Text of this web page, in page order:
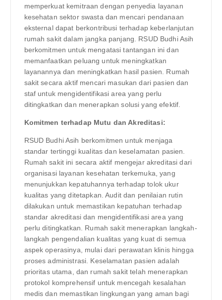
memperkuat kemitraan dengan penyedia layanan
kesehatan sektor swasta dan mencari pendanaan
eksternal dapat berkontribusi terhadap keberlanjutan
rumah sakit dalam jangka panjang. RSUD Budhi Asih
berkomitmen untuk mengatasi tantangan ini dan
memanfaatkan peluang untuk meningkatkan
layanannya dan meningkatkan hasil pasien. Rumah
sakit secara aktif mencari masukan dari pasien dan
staf untuk mengidentifikasi area yang perlu
ditingkatkan dan menerapkan solusi yang efektif.
Komitmen terhadap Mutu dan Akreditasi:
RSUD Budhi Asih berkomitmen untuk menjaga
standar tertinggi kualitas dan keselamatan pasien.
Rumah sakit ini secara aktif mengejar akreditasi dari
organisasi layanan kesehatan terkemuka, yang
menunjukkan kepatuhannya terhadap tolok ukur
kualitas yang ditetapkan. Audit dan penilaian rutin
dilakukan untuk memastikan kepatuhan terhadap
standar akreditasi dan mengidentifikasi area yang
perlu ditingkatkan. Rumah sakit menerapkan langkah-
langkah pengendalian kualitas yang kuat di semua
aspek operasinya, mulai dari perawatan klinis hingga
proses administrasi. Keselamatan pasien adalah
prioritas utama, dan rumah sakit telah menerapkan
protokol komprehensif untuk mencegah kesalahan
medis dan memastikan lingkungan yang aman bagi